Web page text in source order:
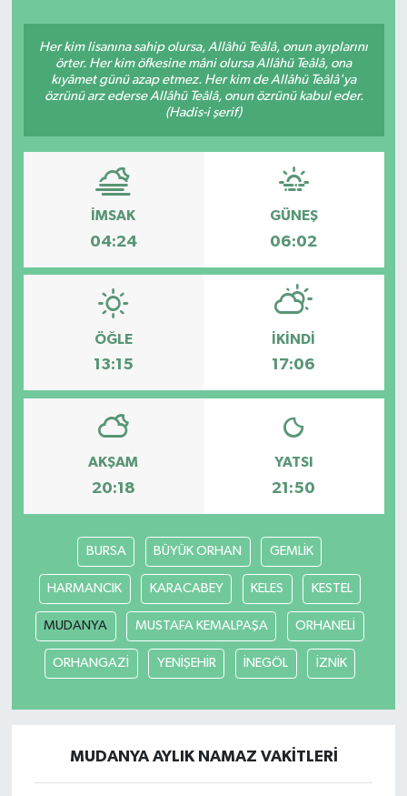
Her kim lisanına sahip olursa, Allâhü Teâlâ, onun ayıplarını
örter. Her kim öfkesine mâni olursa Allâhü Teâlâ, ona
kıyâmet günü azap etmez. Her kim de Allâhü Teâlâ'ya
özrünü arz ederse Allâhü Teâlâ, onun özrünü kabul eder.
(Hadis-i şerif)
İMSAK
04:24
GÜNEŞ
06:02
ÖĞLE
13:15
İKINDI
17:06
AKŞAM
20:18
YATSI
21:50
BURSA BÜYÜK ORHAN GEMLİK
HARMANCIK KARACABEY KELES KESTEL
MUDANYA MUSTAFA KEMALPAŞA ORHANELİ
ORHANGAZİ YENİŞEHİR İNEGÖL İZNİK
MUDANYA AYLIK NAMAZ VAKITLERI